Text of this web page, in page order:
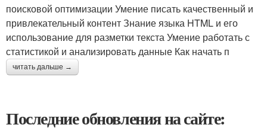
поисковой оптимизации Умение писать качественный и
привлекательный контент Знание языка HTML и его
использование для разметки текста Умение работать с
статистикой и анализировать данные Как начать п
читать дальше →
Последние обновления на сайте: